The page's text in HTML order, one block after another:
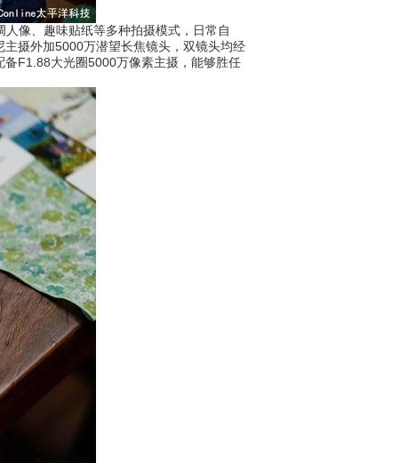
像、趣味贴纸等多种拍摄模式，日常自
摄外加5000万潜望长焦镜头，双镜头均经
F1.88大光圈5000万像素主摄，能够胜任